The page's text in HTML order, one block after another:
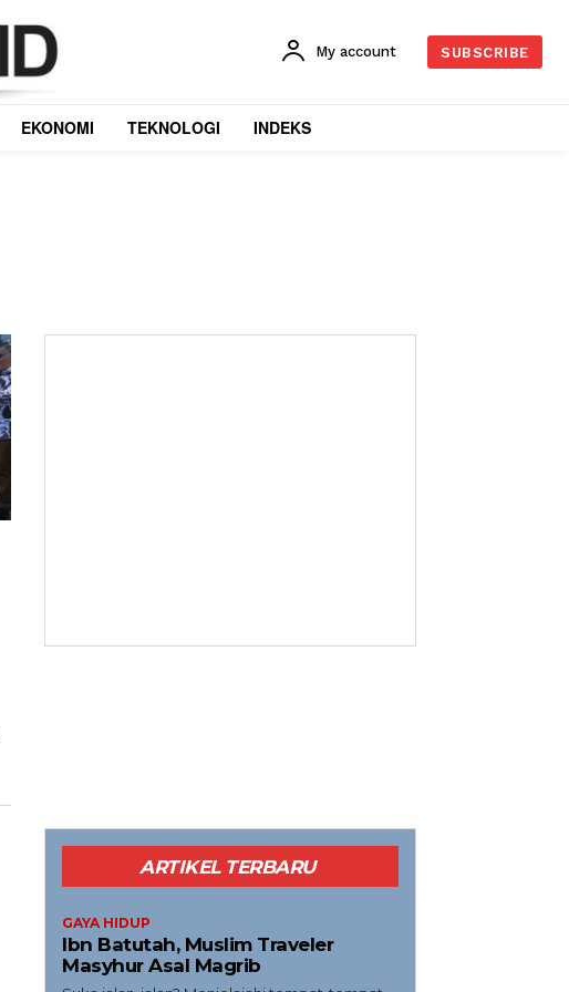
My account SUBSCRIBE
EKONOMI TEKNOLOGI INDEKS
ARTIKEL TERBARU
GAYA HIDUP
Ibn Batutah, Muslim Traveler
Masyhur Asal Magrib